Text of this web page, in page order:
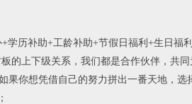
补助+工龄补助+节假日福利+生日福利
下级关系，我们都是合作伙伴，共同
果你想凭借自己的努力拼出一番天地，选